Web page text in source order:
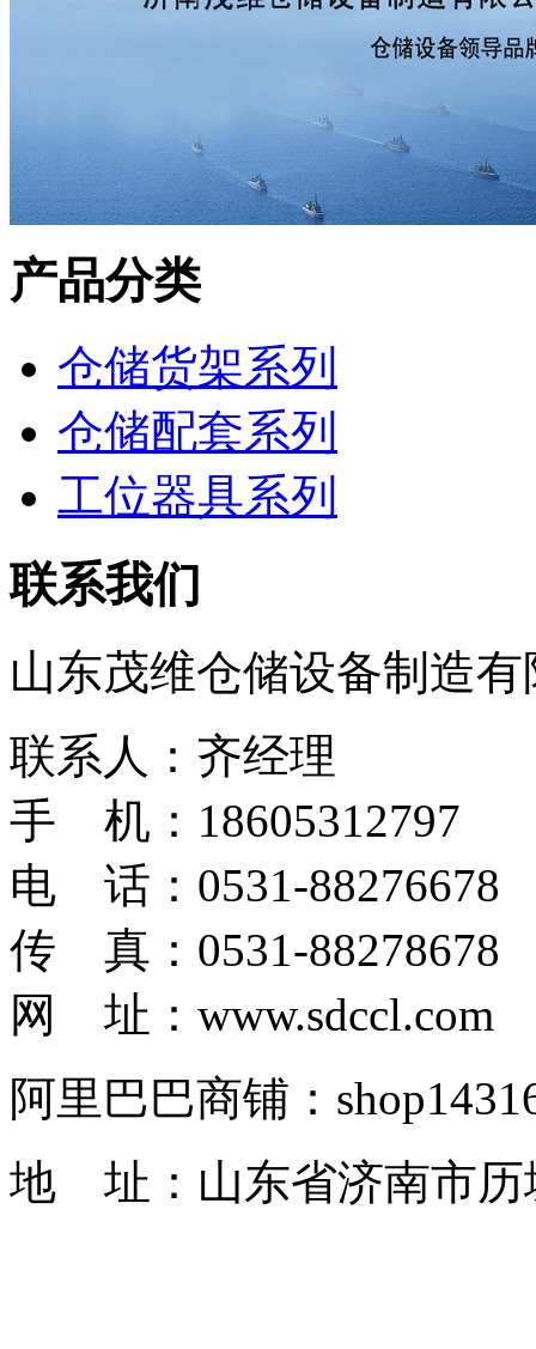
产品分类
仓储货架系列
仓储配套系列
工位器具系列
联系我们
山东茂维仓储设备制造
联系人：齐经理
手 机：18605312797
电 话：0531-88276678
传 真：0531-88278678
网 址：www.sdccl.com
阿里巴巴商铺：
地 址：山东省济南市历